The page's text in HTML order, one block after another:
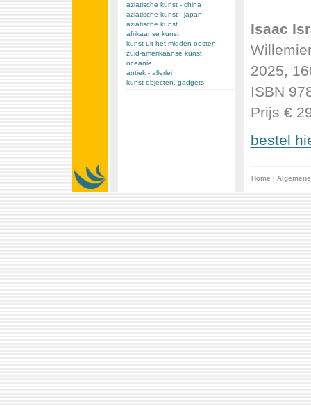
aziatische kunst - china
aziatische kunst - japan
aziatische kunst
afrikaanse kunst
kunst uit het midden-oosten
zuid-amerikaanse kunst
oceanie
antiek - allerlei
kunst objecten, gadgets
Isaac
2025,
ISBN
Prijs €
bestel
Home |